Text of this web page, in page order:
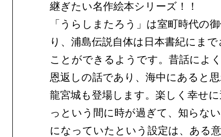
継ぎたい名作絵本シリーズ！！
「うらしまたろう」は室町時代の
り、浦島伝説自体は日本書紀にま
ことができるようです。昔話によ
恩返しの話であり、海中にあると
龍宮城も登場します。楽しく幸せ
っという間に時が過ぎて、知らな
になっていたという設定は、ある